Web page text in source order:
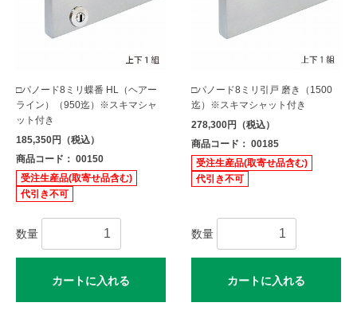
□パノード8ミリ蝶番 HL（ヘアー
ライン）（950迄）※スキマシャ
ット付き
185,350円（税込）
商品コード： 00150
受注生産品(取寄せ品含む)
代引き不可
数量
カートに入れる
□パノード8ミリ引戸 磨き（1500
迄）※スキマシャット付き
278,300円（税込）
商品コード： 00185
受注生産品(取寄せ品含む)
代引き不可
数量
カートに入れる